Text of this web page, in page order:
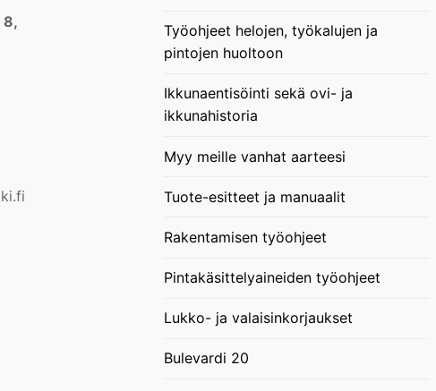
8,
Työohjeet helojen, työkalujen ja
pintojen huoltoon
Ikkunaentisöinti sekä ovi- ja
ikkunahistoria
Myy meille vanhat aarteesi
Tuote-esitteet ja manuaalit
Rakentamisen työohjeet
Pintakäsittelyaineiden työohjeet
Lukko- ja valaisinkorjaukset
Bulevardi 20